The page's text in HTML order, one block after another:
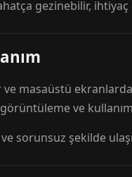
gezinebilir,
masaüstü
ve
sorunsuz şekilde